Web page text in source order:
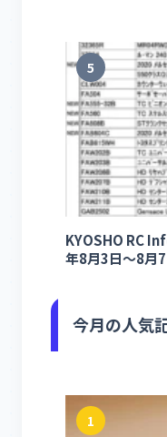
5
KYOSHO RC
年8月3日～8月7
今月の人気
1